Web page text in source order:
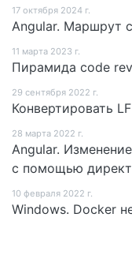
17 октября 2024 г.
Angular. Маршрут
11 мартa 2023 г.
Пирамида code
29 сентября 2022 г.
Конвертировать
28 мартa 2022 г.
Angular.
с помощью
10 февраля 2022 г.
Windows. Docker